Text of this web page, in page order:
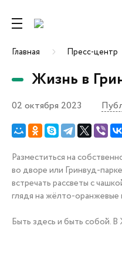
Собственникам и
Ремонт от
Трейд-Ин
Новостройки
Пресс-центр
Главная Пресс-центр
Жизнь в
02 октября 2023
Разместиться на
во дворе или Гринвуд-
встречать рассветы с
глядя на жёлто-оранжевые
Быть здесь и быть собой.